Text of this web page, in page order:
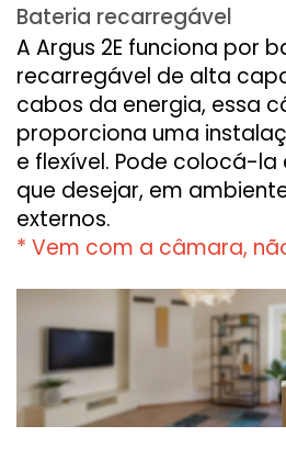
Bateria recarregável
A Argus 2E funciona por
recarregável de alta
cabos da energia, essa
proporciona uma
e flexível. Pode colocá-la
que desejar, em
externos.
* Vem com a câmara,